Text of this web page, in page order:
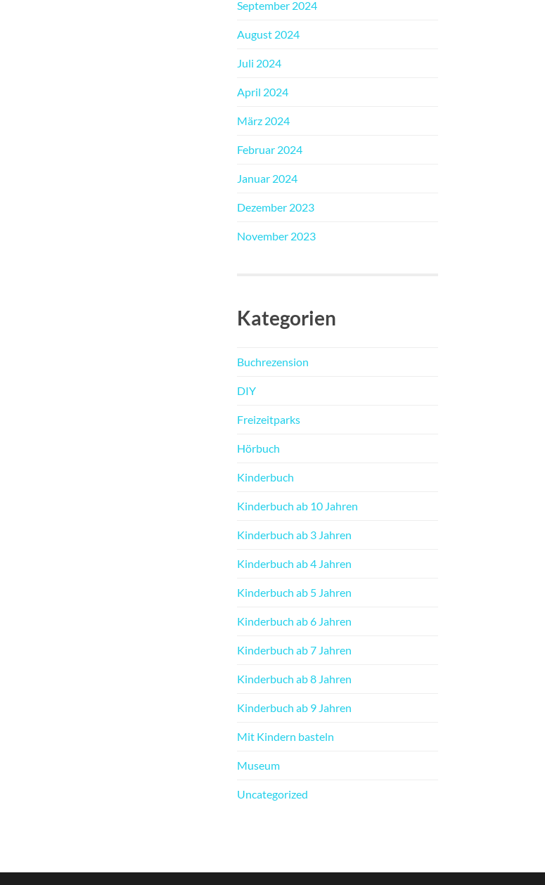
September 2024
August 2024
Juli 2024
April 2024
März 2024
Februar 2024
Januar 2024
Dezember 2023
November 2023
Kategorien
Buchrezension
DIY
Freizeitparks
Hörbuch
Kinderbuch
Kinderbuch ab 10 Jahren
Kinderbuch ab 3 Jahren
Kinderbuch ab 4 Jahren
Kinderbuch ab 5 Jahren
Kinderbuch ab 6 Jahren
Kinderbuch ab 7 Jahren
Kinderbuch ab 8 Jahren
Kinderbuch ab 9 Jahren
Mit Kindern basteln
Museum
Uncategorized